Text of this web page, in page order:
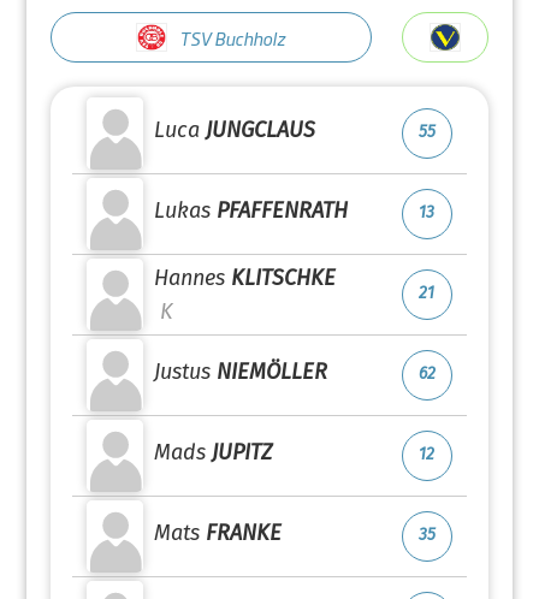
TSV Buchholz
Luca JUNGCLAUS 55
Lukas PFAFFENRATH 13
Hannes KLITSCHKE
K
21
Justus NIEMÖLLER 62
Mads JUPITZ 12
Mats FRANKE 35